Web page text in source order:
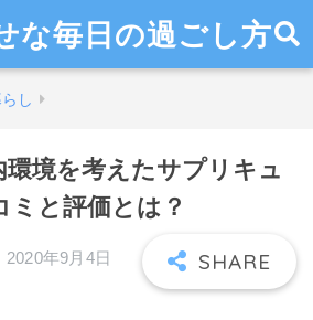
な毎日の過ごし方
し
環境を考えたサプリキュ
ミと評価とは？
2020年9月4日